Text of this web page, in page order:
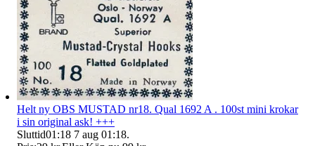
Helt ny OBS MUSTAD nr18. Qual 1692 A . 100st mini krokar
i sin original ask! +++
Sluttid01:18 7 aug 01:18.